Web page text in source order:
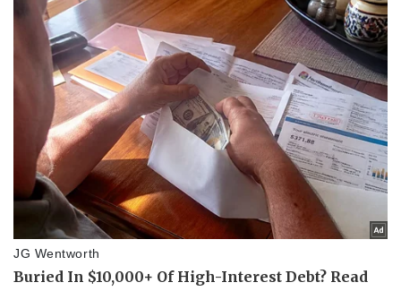
Thể thao
Lịch thi đấu bóng đá
Thế giới thể thao
eSports
Ô tô - Xe máy
Ô tô
Xe máy